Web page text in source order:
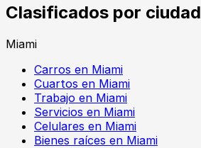
Clasificados por ciudad
Miami
Carros en Miami
Cuartos en Miami
Trabajo en Miami
Servicios en Miami
Celulares en Miami
Bienes raíces en Miami